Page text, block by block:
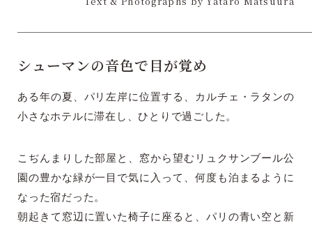
シューマンの音色で目が覚め
ある年の夏、パリ左岸に位置する、カルチェ・ラタンの
小さなホテルに滞在し、ひとりで過ごした。
こぢんまりした部屋と、窓から望むリュクサンブール公
園の豊かな緑が一目で気に入って、何度も泊まるように
なった宿だった。
朝起きて窓辺に置いた椅子に座ると、パリの青い空と新